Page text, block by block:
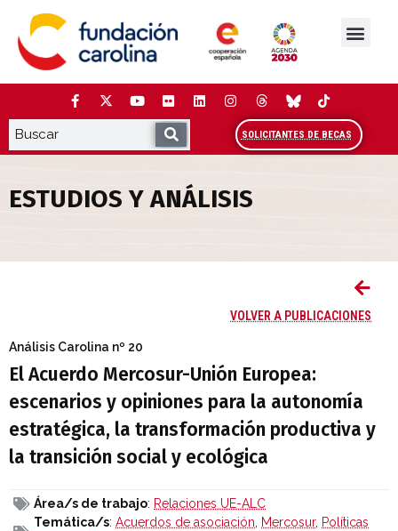
contenido
SOLICITANTES DE BECAS
ESTUDIOS Y ANÁLISIS
VOLVER A PUBLICACIONES
Análisis Carolina nº 20
El Acuerdo Mercosur-Unión Europea:
escenarios y opiniones para la autonomía
estratégica, la transformación productiva y
la transición social y ecológica
Área/s de trabajo: Relaciones UE-ALC
Temática/s: Acuerdos de asociación, Mercosur, Políticas